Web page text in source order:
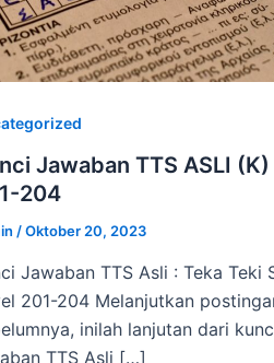
Jawaban TTS ASLI
204
/Oktober 20, 2023
Jawaban TTS Asli : Teka Teki
201-204 Melanjutkan
inilah lanjutan dari
TTS Asli […]